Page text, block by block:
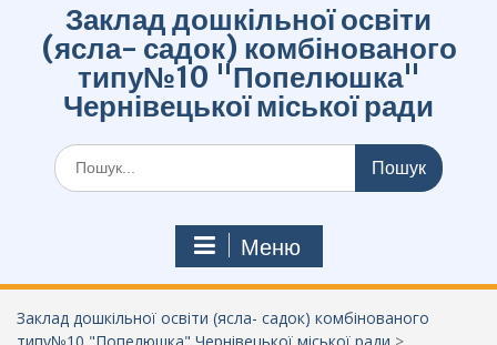
Заклад дошкільної освіти
(ясла- садок) комбінованого
типу№10 "Попелюшка"
Чернівецької міської ради
Шукати:
Меню
Заклад дошкільної освіти (ясла- садок) комбінованого